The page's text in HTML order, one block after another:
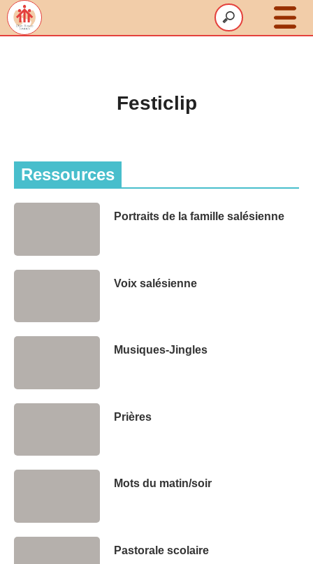
Un été HappyGreen
Ressources
Festiclip
Ressources
Portraits de la famille salésienne
Voix salésienne
Musiques-Jingles
Prières
Mots du matin/soir
Pastorale scolaire